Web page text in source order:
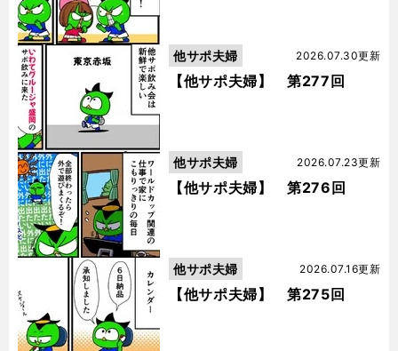
【他サポ夫婦】 第277回
2026.07.30更新
他サポ夫婦
【他サポ夫婦】 第276回
2026.07.23更新
他サポ夫婦
【他サポ夫婦】 第275回
2026.07.16更新
他サポ夫婦